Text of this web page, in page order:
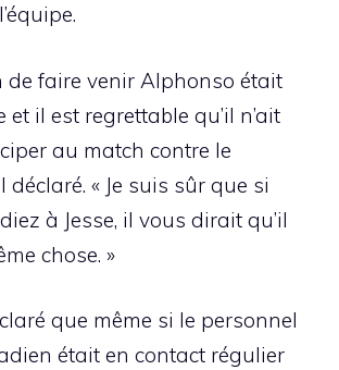
de faire venir Alphonso était
et il est regrettable qu’il n’ait
au match contre le
déclaré. « Je suis sûr que si
à Jesse, il vous dirait qu’il
chose. »
que même si le personnel
était en contact régulier